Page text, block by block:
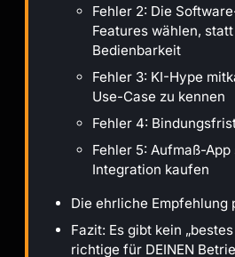
Fehler 2: Die
Features wählen,
Bedienbarkeit
Fehler 3: KI-Hype
Use-Case zu kennen
Fehler 4:
Fehler 5: Aufmaß-
Integration kaufen
Die ehrliche Empfehlung
Fazit: Es gibt kein
richtige für DEINEN